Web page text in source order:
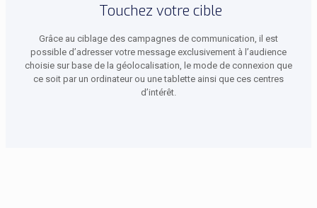
Touchez votre cible
Grâce au ciblage des campagnes de communication, il est
possible d’adresser votre message exclusivement à l’audience
choisie sur base de la géolocalisation, le mode de connexion que
ce soit par un ordinateur ou une tablette ainsi que ces centres
d’intérêt.